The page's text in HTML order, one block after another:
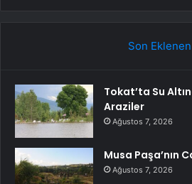
Son Eklenen
Tokat’ta Su
Araziler
Ağustos 7, 2026
Musa Paşa’nın
Ağustos 7, 2026